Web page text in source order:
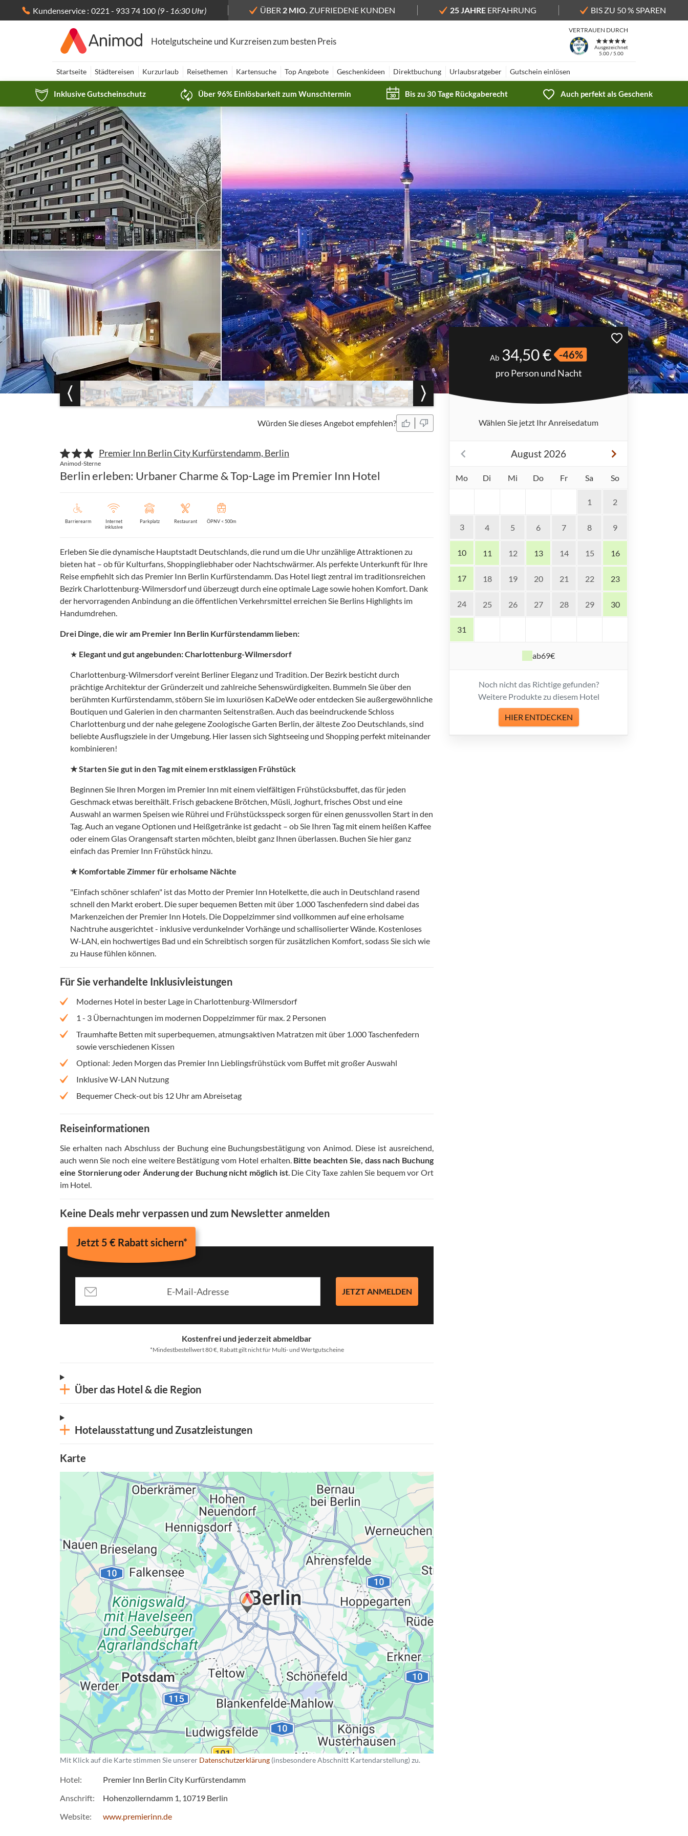
Kundenservice : 0221 - 933 74 100 (9 - 16:30 Uhr) ÜBER 2 MIO. ZUFRIEDENE KUNDEN 25 JAHREERFAHRUNG BIS ZU 50 % SPAREN
Hotelgutscheine und Kurzreisen zum besten Preis
VERTRAUEN DURCH
Ausgezeichnet
5.00 / 5.00
Startseite Städtereisen Kurzurlaub Reisethemen Kartensuche Top Angebote Geschenkideen Direktbuchung Urlaubsratgeber Gutschein einlösen
Inklusive Gutscheinschutz Über 96% Einlösbarkeit zum Wunschtermin Bis zu 30 Tage Rückgaberecht Auch perfekt als Geschenk
Würden Sie dieses Angebot empfehlen?
Animod-Sterne
Premier Inn Berlin City Kurfürstendamm, Berlin
Berlin erleben: Urbaner Charme & Top-Lage im Premier Inn Hotel
Barrierearm
Internet
inklusive
Parkplatz Restaurant ÖPNV < 500m
Erleben Sie die dynamische Hauptstadt Deutschlands, die rund um die Uhr unzählige Attraktionen zu
bieten hat – ob für Kulturfans, Shoppingliebhaber oder Nachtschwärmer. Als perfekte Unterkunft für Ihre
Reise empfiehlt sich das Premier Inn Berlin Kurfürstendamm. Das Hotel liegt zentral im traditionsreichen
Bezirk Charlottenburg-Wilmersdorf und überzeugt durch eine optimale Lage sowie hohen Komfort. Dank
der hervorragenden Anbindung an die öffentlichen Verkehrsmittel erreichen Sie Berlins Highlights im
Handumdrehen.
Drei Dinge, die wir am Premier Inn Berlin Kurfürstendamm lieben:
★ Elegant und gut angebunden: Charlottenburg-Wilmersdorf
Charlottenburg-Wilmersdorf vereint Berliner Eleganz und Tradition. Der Bezirk besticht durch
prächtige Architektur der Gründerzeit und zahlreiche Sehenswürdigkeiten. Bummeln Sie über den
berühmten Kurfürstendamm, stöbern Sie im luxuriösen KaDeWe oder entdecken Sie außergewöhnliche
Boutiquen und Galerien in den charmanten Seitenstraßen. Auch das beeindruckende Schloss
Charlottenburg und der nahe gelegene Zoologische Garten Berlin, der älteste Zoo Deutschlands, sind
beliebte Ausflugsziele in der Umgebung. Hier lassen sich Sightseeing und Shopping perfekt miteinander
kombinieren!
★ Starten Sie gut in den Tag mit einem erstklassigen Frühstück
Beginnen Sie Ihren Morgen im Premier Inn mit einem vielfältigen Frühstücksbuffet, das für jeden
Geschmack etwas bereithält. Frisch gebackene Brötchen, Müsli, Joghurt, frisches Obst und eine
Auswahl an warmen Speisen wie Rührei und Frühstücksspeck sorgen für einen genussvollen Start in den
Tag. Auch an vegane Optionen und Heißgetränke ist gedacht – ob Sie Ihren Tag mit einem heißen Kaffee
oder einem Glas Orangensaft starten möchten, bleibt ganz Ihnen überlassen. Buchen Sie hier ganz
einfach das Premier Inn Frühstück hinzu.
★ Komfortable Zimmer für erholsame Nächte
"Einfach schöner schlafen" ist das Motto der Premier Inn Hotelkette, die auch in Deutschland rasend
schnell den Markt erobert. Die super bequemen Betten mit über 1.000 Taschenfedern sind dabei das
Markenzeichen der Premier Inn Hotels. Die Doppelzimmer sind vollkommen auf eine erholsame
Nachtruhe ausgerichtet - inklusive verdunkelnder Vorhänge und schallisolierter Wände. Kostenloses
W-LAN, ein hochwertiges Bad und ein Schreibtisch sorgen für zusätzlichen Komfort, sodass Sie sich wie
zu Hause fühlen können.
Für Sie verhandelte Inklusivleistungen
Modernes Hotel in bester Lage in Charlottenburg-Wilmersdorf
1 - 3 Übernachtungen im modernen Doppelzimmer für max. 2 Personen
Traumhafte Betten mit superbequemen, atmungsaktiven Matratzen mit über 1.000 Taschenfedern
sowie verschiedenen Kissen
Optional: Jeden Morgen das Premier Inn Lieblingsfrühstück vom Buffet mit großer Auswahl
Inklusive W-LAN Nutzung
Bequemer Check-out bis 12 Uhr am Abreisetag
Reiseinformationen
Sie erhalten nach Abschluss der Buchung eine Buchungsbestätigung von Animod. Diese ist ausreichend,
auch wenn Sie noch eine weitere Bestätigung vom Hotel erhalten. Bitte beachten Sie, dass nach Buchung
eine Stornierung oder Änderung der Buchung nicht möglich ist. Die City Taxe zahlen Sie bequem vor Ort
im Hotel.
Keine Deals mehr verpassen und zum Newsletter anmelden
Jetzt 5 € Rabatt sichern*
JETZT ANMELDEN
Kostenfrei und jederzeit abmeldbar
*Mindestbestellwert 80 €, Rabatt gilt nicht für Multi- und Wertgutscheine
Über das Hotel & die Region
Hotelausstattung und Zusatzleistungen
Karte
Datenschutzerklärung
Mit Klick auf die Karte stimmen Sie unserer Datenschutzerklärung (insbesondere Abschnitt Kartendarstellung) zu.
Hotel
Premier Inn Berlin City Kurfürstendamm
Anschrift
Hohenzollerndamm 1 10719 Berlin
Website
www.premierinn.de
Ab 34,50 € -46%
pro Person und Nacht
Wählen Sie jetzt Ihr Anreisedatum
August 2026
Mo Di Mi Do Fr Sa So
1 2
3 4 5 6 7 8 9
10 11 12 13 14 15 16
17 18 19 20 21 22 23
24 25 26 27 28 29 30
31
ab69€
Noch nicht das Richtige gefunden?
Weitere Produkte zu diesem Hotel
HIER ENTDECKEN